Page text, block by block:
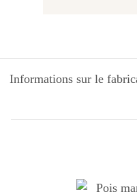
Informations sur le